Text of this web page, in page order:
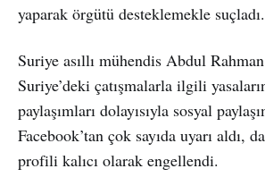
yaparak örgütü desteklemekle suçladı.
Suriye asıllı mühendis Abdul
Suriye’deki çatışmalarla ilgili
paylaşımları dolayısıyla sosyal
Facebook’tan çok sayıda uyarı aldı,
profili kalıcı olarak engellendi.